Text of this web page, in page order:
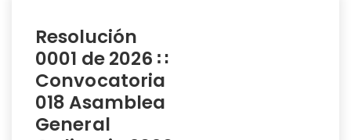
Resolución
0001 de 2026 ∷
Convocatoria
018 Asamblea
General